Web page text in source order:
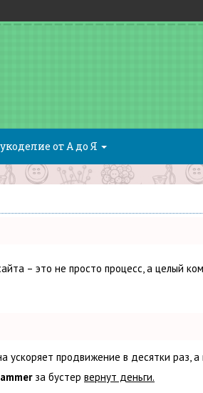
от А до Я
– это не просто процесс, а целый
ускоряет продвижение в десятки раз,
за бустер вернут деньги.